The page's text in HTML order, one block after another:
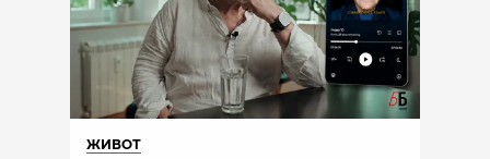
ЖИВОТ